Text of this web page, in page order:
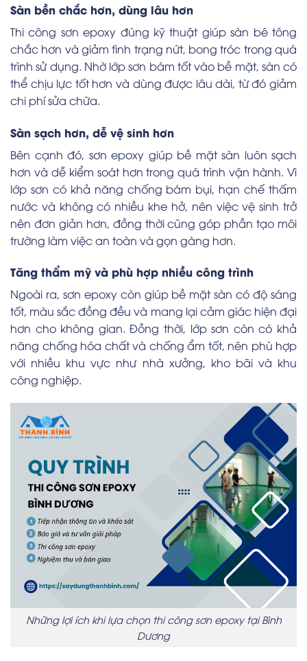
Sàn bền chắc hơn, dùng lâu hơn
Thi công sơn epoxy đúng kỹ thuật giúp sàn bê tông
chắc hơn và giảm tình trạng nứt, bong tróc trong quá
trình sử dụng. Nhờ lớp sơn bám tốt vào bề mặt, sàn có
thể chịu lực tốt hơn và dùng được lâu dài, từ đó giảm
chi phí sửa chữa.
Sàn sạch hơn, dễ vệ sinh hơn
Bên cạnh đó, sơn epoxy giúp bề mặt sàn luôn sạch
hơn và dễ kiểm soát hơn trong quá trình vận hành. Vì
lớp sơn có khả năng chống bám bụi, hạn chế thấm
nước và không có nhiều khe hở, nên việc vệ sinh trở
nên đơn giản hơn, đồng thời cũng góp phần tạo môi
trường làm việc an toàn và gọn gàng hơn.
Tăng thẩm mỹ và phù hợp nhiều công trình
Ngoài ra, sơn epoxy còn giúp bề mặt sàn có độ sáng
tốt, màu sắc đồng đều và mang lại cảm giác hiện đại
hơn cho không gian. Đồng thời, lớp sơn còn có khả
năng chống hóa chất và chống ẩm tốt, nên phù hợp
với nhiều khu vực như nhà xưởng, kho bãi và khu
công nghiệp.
Những lợi ích khi lựa chọn thi công sơn epoxy tại Bình
Dương